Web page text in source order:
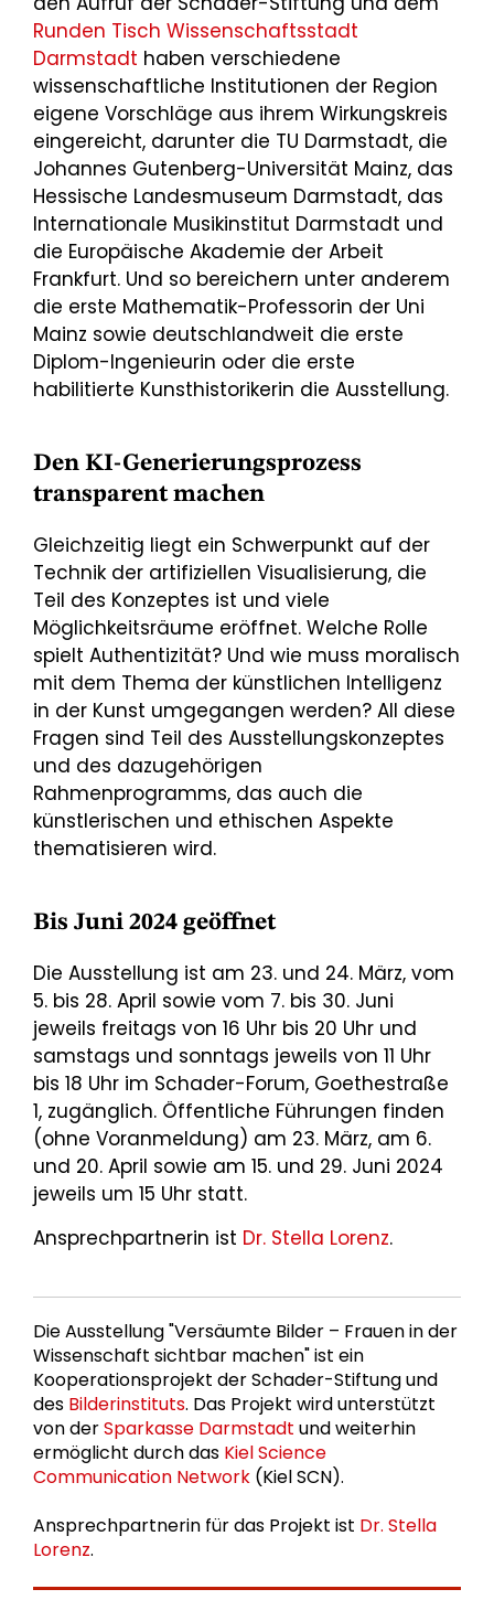
Runden Tisch Wissenschaftsstadt
Darmstadt haben verschiedene
wissenschaftliche Institutionen der Region
eigene Vorschläge aus ihrem Wirkungskreis
eingereicht, darunter die TU Darmstadt, die
Johannes Gutenberg-Universität Mainz, das
Hessische Landesmuseum Darmstadt, das
Internationale Musikinstitut Darmstadt und
die Europäische Akademie der Arbeit
Frankfurt. Und so bereichern unter anderem
die erste Mathematik-Professorin der Uni
Mainz sowie deutschlandweit die erste
Diplom-Ingenieurin oder die erste
habilitierte Kunsthistorikerin die Ausstellung.
Den KI-Generierungsprozess
transparent machen
Gleichzeitig liegt ein Schwerpunkt auf der
Technik der artifiziellen Visualisierung, die
Teil des Konzeptes ist und viele
Möglichkeitsräume eröffnet. Welche Rolle
spielt Authentizität? Und wie muss moralisch
mit dem Thema der künstlichen Intelligenz
in der Kunst umgegangen werden? All diese
Fragen sind Teil des Ausstellungskonzeptes
und des dazugehörigen
Rahmenprogramms, das auch die
künstlerischen und ethischen Aspekte
thematisieren wird.
Bis Juni 2024 geöffnet
Die Ausstellung ist am 23. und 24. März, vom
5. bis 28. April sowie vom 7. bis 30. Juni
jeweils freitags von 16 Uhr bis 20 Uhr und
samstags und sonntags jeweils von 11 Uhr
bis 18 Uhr im Schader-Forum, Goethestraße
1, zugänglich. Öffentliche Führungen finden
(ohne Voranmeldung) am 23. März, am 6.
und 20. April sowie am 15. und 29. Juni 2024
jeweils um 15 Uhr statt.
Ansprechpartnerin ist Dr. Stella Lorenz.
Die Ausstellung "Versäumte Bilder – Frauen in der
Wissenschaft sichtbar machen" ist ein
Kooperationsprojekt der Schader-Stiftung und
des Bilderinstituts. Das Projekt wird unterstützt
von derSparkasse Darmstadt und weiterhin
ermöglicht durch das Kiel Science
Communication Network (Kiel SCN).
Ansprechpartnerin für das Projekt ist Dr. Stella
Lorenz.